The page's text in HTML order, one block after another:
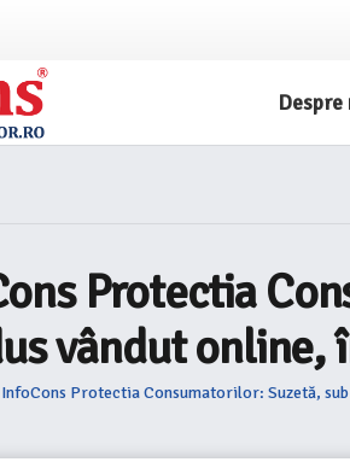
Despre
Protectia
vândut online,
Protectia Consumatorilor: Suzetă,